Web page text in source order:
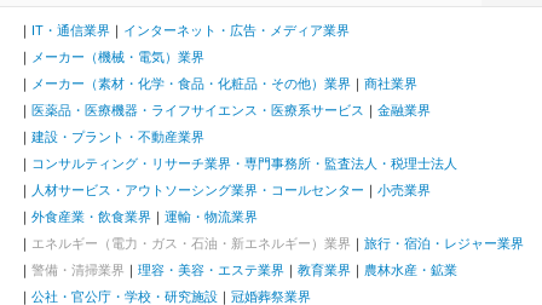
IT・通信業界
インターネット・広告・メディア業界
メーカー（機械・電気）業界
メーカー（素材・化学・食品・化粧品・その他）業界
商社業界
医薬品・医療機器・ライフサイエンス・医療系サービス
金融業界
建設・プラント・不動産業界
コンサルティング・リサーチ業界・専門事務所・監査法人・税理士法人
人材サービス・アウトソーシング業界・コールセンター
小売業界
外食産業・飲食業界
運輸・物流業界
エネルギー（電力・ガス・石油・新エネルギー）業界
旅行・宿泊・レジャー業界
警備・清掃業界
理容・美容・エステ業界 教育業界
農林水産・鉱業
公社・官公庁・学校・研究施設
冠婚葬祭業界